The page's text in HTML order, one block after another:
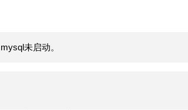
未启动。